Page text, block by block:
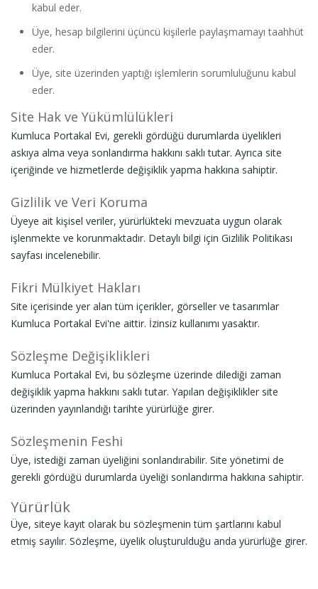
kabul eder.
Üye, hesap bilgilerini üçüncü kişilerle paylaşmamayı taahhüt
eder.
Üye, site üzerinden yaptığı işlemlerin sorumluluğunu kabul
eder.
Site Hak ve Yükümlülükleri
Kumluca Portakal Evi, gerekli gördüğü durumlarda üyelikleri
askıya alma veya sonlandırma hakkını saklı tutar. Ayrıca site
içeriğinde ve hizmetlerde değişiklik yapma hakkına sahiptir.
Gizlilik ve Veri Koruma
Üyeye ait kişisel veriler, yürürlükteki mevzuata uygun olarak
işlenmekte ve korunmaktadır. Detaylı bilgi için Gizlilik Politikası
sayfası incelenebilir.
Fikri Mülkiyet Hakları
Site içerisinde yer alan tüm içerikler, görseller ve tasarımlar
Kumluca Portakal Evi'ne aittir. İzinsiz kullanımı yasaktır.
Sözleşme Değişiklikleri
Kumluca Portakal Evi, bu sözleşme üzerinde dilediği zaman
değişiklik yapma hakkını saklı tutar. Yapılan değişiklikler site
üzerinden yayınlandığı tarihte yürürlüğe girer.
Sözleşmenin Feshi
Üye, istediği zaman üyeliğini sonlandırabilir. Site yönetimi de
gerekli gördüğü durumlarda üyeliği sonlandırma hakkına sahiptir.
Yürürlük
Üye, siteye kayıt olarak bu sözleşmenin tüm şartlarını kabul
etmiş sayılır. Sözleşme, üyelik oluşturulduğu anda yürürlüğe girer.